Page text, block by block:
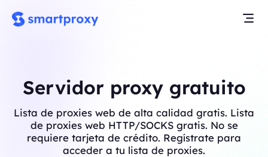
Servidor proxy gratuito
Lista de proxies web de alta calidad gratis. Lista
de proxies web HTTP/SOCKS gratis. No se
requiere tarjeta de crédito. Regístrate para
acceder a tu lista de proxies.